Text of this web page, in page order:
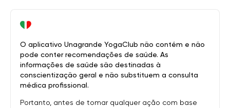
O aplicativo Unagrande YogaClub não contém e não
pode conter recomendações de saúde. As
informações de saúde são destinadas à
conscientização geral e não substituem a consulta
médica profissional.
Portanto, antes de tomar qualquer ação com base